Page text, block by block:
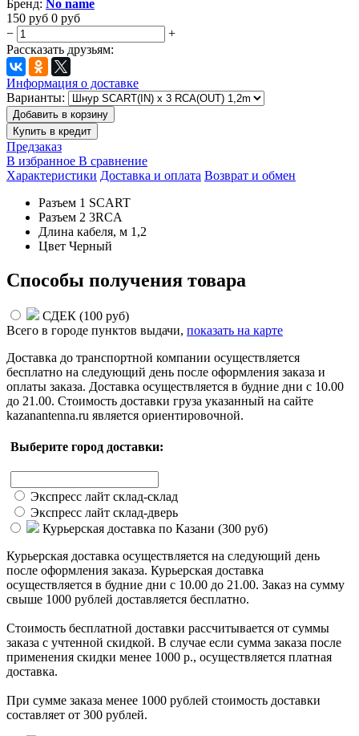
Бренд: No name
150 руб 0 руб
−
+
Рассказать друзьям:
Информация о доставке
Варианты:
Добавить в корзину
Купить в кредит
Предзаказ
В избранное В сравнение
Характеристики Доставка и оплата Возврат и обмен
Разъем 1 SCART
Разъем 2 3RCA
Длина кабеля, м 1,2
Цвет Черный
Способы получения товара
СДЕК (100 руб)
Всего в городе пунктов выдачи, показать на карте
Доставка до транспортной компании осуществляется
бесплатно на следующий день после оформления заказа и
оплаты заказа. Доставка осуществляется в будние дни с 10.00
до 21.00. Стоимость доставки груза указанный на сайте
kazanantenna.ru является ориентировочной.
Выберите город доставки:
Экспресс лайт склад-склад
Экспресс лайт склад-дверь
Курьерская доставка по Казани (300 руб)
Курьерская доставка осуществляется на следующий день
после оформления заказа. Курьерская доставка
осуществляется в будние дни с 10.00 до 21.00. Заказ на сумму
свыше 1000 рублей доставляется бесплатно.
Стоимость бесплатной доставки раcсчитывается от суммы
заказа с учтенной скидкой. В случае если сумма заказа после
применения скидки менее 1000 р., осуществляется платная
доставка.
При сумме заказа менее 1000 рублей стоимость доставки
составляет от 300 рублей.